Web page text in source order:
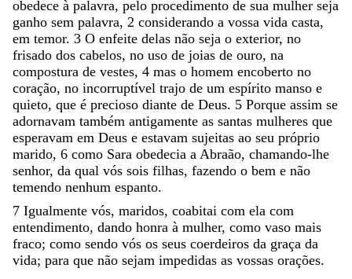
obedece à palavra, pelo procedimento de sua mulher seja
ganho sem palavra, 2 considerando a vossa vida casta,
em temor. 3 O enfeite delas não seja o exterior, no
frisado dos cabelos, no uso de joias de ouro, na
compostura de vestes, 4 mas o homem encoberto no
coração, no incorruptível trajo de um espírito manso e
quieto, que é precioso diante de Deus. 5 Porque assim se
adornavam também antigamente as santas mulheres que
esperavam em Deus e estavam sujeitas ao seu próprio
marido, 6 como Sara obedecia a Abraão, chamando-lhe
senhor, da qual vós sois filhas, fazendo o bem e não
temendo nenhum espanto.
7 Igualmente vós, maridos, coabitai com ela com
entendimento, dando honra à mulher, como vaso mais
fraco; como sendo vós os seus coerdeiros da graça da
vida; para que não sejam impedidas as vossas orações.